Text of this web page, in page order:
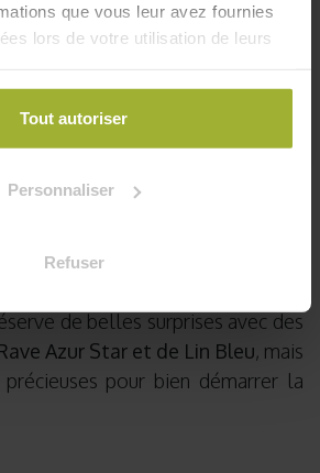
que vous leur avez fournies
lors de votre utilisation de leurs
Tout autoriser
Personnaliser
Refuser
le bout de son nez, et avec lui,
doucement et demande
de belles surprises avec des
Azur Star et de Lin Bleu, mais
précieuses pour bien démarrer la